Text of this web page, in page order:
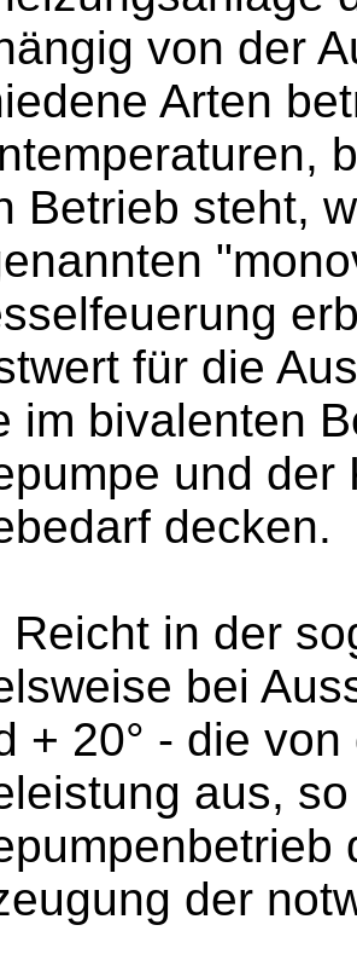
von der
Arten
Betrieb steht,
für die
im bivalenten
und
decken.
Reicht in der
bei
+ 20° - die
aus,
der